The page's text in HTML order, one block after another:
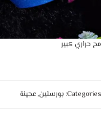
مج حراري كبير
Categories: بورسلين,عجينة